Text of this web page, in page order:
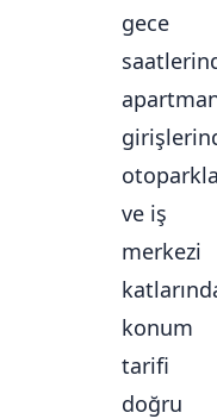
gece
ve iş
merkezi
konum
tarifi
doğru